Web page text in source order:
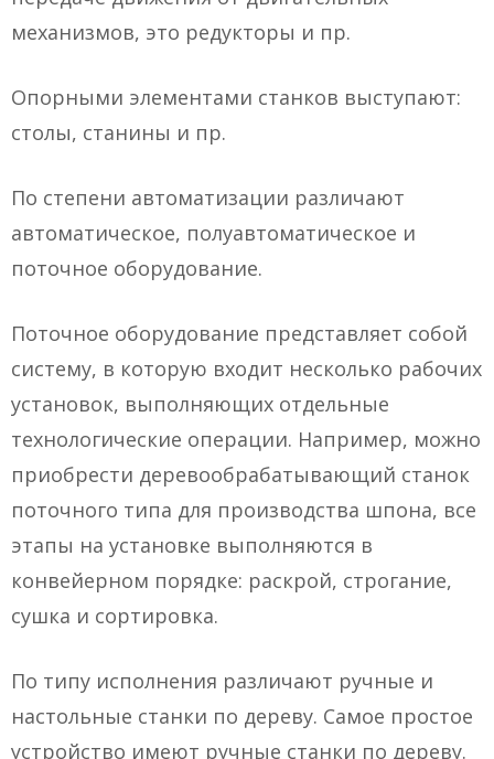
механизмов, это редукторы и пр.
Опорными элементами станков выступают:
столы, станины и пр.
По степени автоматизации различают
автоматическое, полуавтоматическое и
поточное оборудование.
Поточное оборудование представляет собой
систему, в которую входит несколько рабочих
установок, выполняющих отдельные
технологические операции. Например, можно
приобрести деревообрабатывающий станок
поточного типа для производства шпона, все
этапы на установке выполняются в
конвейерном порядке: раскрой, строгание,
сушка и сортировка.
По типу исполнения различают ручные и
настольные станки по дереву. Самое простое
устройство имеют ручные станки по дереву.